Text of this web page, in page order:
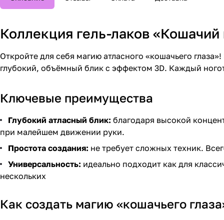
Коллекция гель-лаков «Кошачий
Откройте для себя магию атласного «кошачьего
глубокий, объёмный блик с эффектом 3D. Каждый
Ключевые преимущества
Глубокий атласный блик: благодаря высокой
при малейшем движении руки.
Простота создания: не требует сложных техник.
Универсальность: идеально подходит как для
нескольких
Как создать магию «кошачьего